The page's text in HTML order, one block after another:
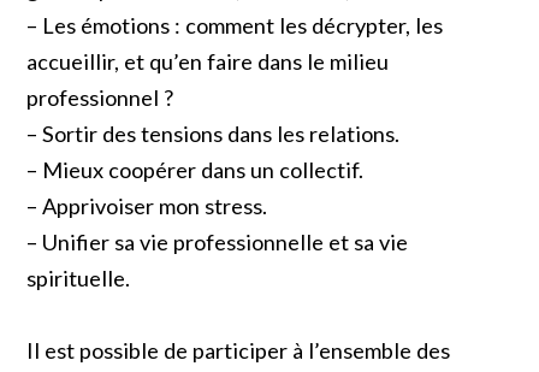
– Les émotions : comment les décrypter, les
accueillir, et qu’en faire dans le milieu
professionnel ?
– Sortir des tensions dans les relations.
– Mieux coopérer dans un collectif.
– Apprivoiser mon stress.
– Unifier sa vie professionnelle et sa vie
spirituelle.
Il est possible de participer à l’ensemble des